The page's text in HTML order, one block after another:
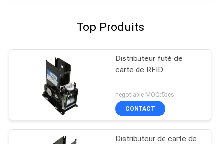
Top Produits
Distributeur futé de
carte de RFID
negotiable MOQ:5pcs
CONTACT
Distributeur de carte de